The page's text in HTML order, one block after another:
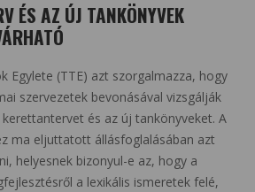
ÉS AZ ÚJ TANKÖNYVEK
Egylete (TTE) azt szorgalmazza, hogy
szervezetek bevonásával vizsgálják
és az új tankönyveket. A
ma eljuttatott állásfoglalásában azt
helyesnek bizonyul-e az, hogy a
a lexikális ismeretek felé,